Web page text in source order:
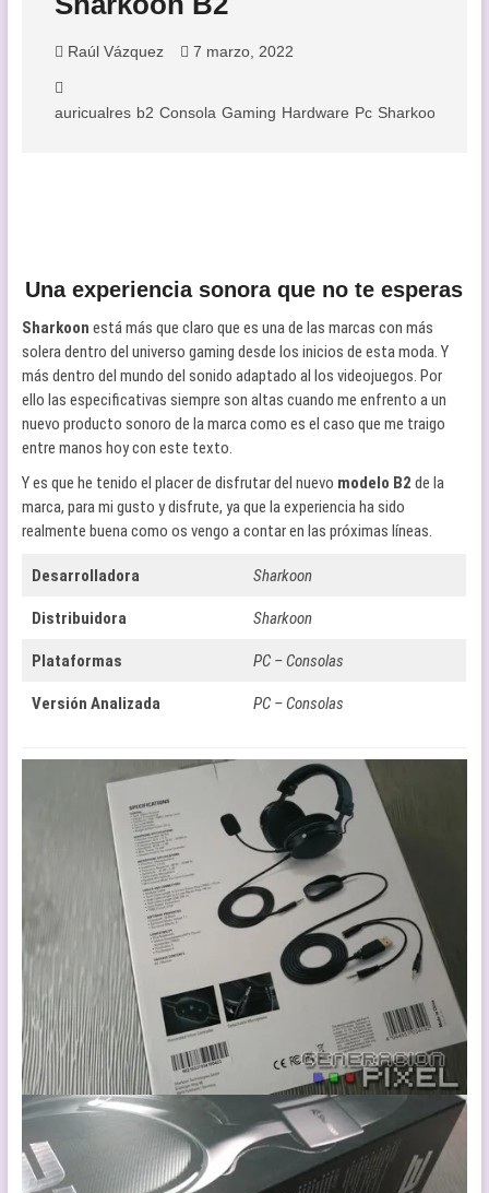
Raúl Vázquez 7 marzo, 2022
auricualres b2 Consola Gaming Hardware Pc Sharkoon
Una experiencia sonora que no te esperas
Sharkoon está más que claro que es una de las marcas con más
solera dentro del universo gaming desde los inicios de esta moda. Y
más dentro del mundo del sonido adaptado al los videojuegos. Por
ello las especificativas siempre son altas cuando me enfrento a un
nuevo producto sonoro de la marca como es el caso que me traigo
entre manos hoy con este texto.
Y es que he tenido el placer de disfrutar del nuevo modelo B2 de la
marca, para mi gusto y disfrute, ya que la experiencia ha sido
realmente buena como os vengo a contar en las próximas líneas.
Desarrolladora Sharkoon
Distribuidora Sharkoon
Plataformas PC – Consolas
Versión Analizada PC – Consolas